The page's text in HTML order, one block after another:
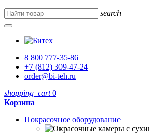
search
8 800 777-35-86
+7 (812) 309-47-24
order@bi-teh.ru
shopping_cart 0
Корзина
Покрасочное оборудование